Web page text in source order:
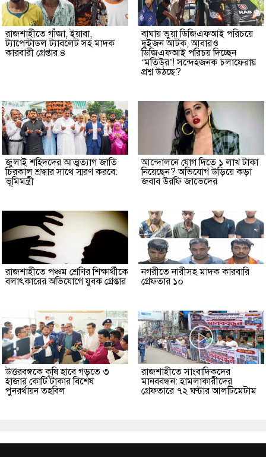
রাজশাহীতে গাঁজা, ইয়াবা,
ট্যাপেন্টাডল ট্যাবলেট সহ মাদক
কারবারী গ্রেপ্তার ৪
বাঘায় ভুয়া ডিজিএফআই পরিচয়ে
দুইজন আটক, আবারও
ডিজিএফআই পরিচয় দিচ্ছেন
‘মতিউর’! সন্দেহজনক চলাফেরায়
প্রশ্ন উঠছে?
জুলাই শহিদদের আত্মত্যাগ জাতি
চিরকাল শ্রদ্ধার সাথে স্মরণ করবে:
ভূমিমন্ত্রী
আন্দোলনে যোগ দিতে ১ লাখ টাকা
নিয়েছেন? অভিযোগ উড়িয়ে কড়া
জবাব উরফি জাভেদের
রাজশাহীতে পঞ্চম শ্রেণির শিক্ষার্থীকে
বলাৎকারের অভিযোগে যুবক গ্রেপ্তার
নগরীতে নারীসহ মাদক কারবারি
গ্রেফতার ১০
উত্তরবঙ্গকে কৃষি হাবে গড়তে ৩
হাজার কোটি টাকার বিশেষ
পুনরর্থায়ন তহবিল
রাজশাহীতে সাংবাদিকদের
মানববন্ধন: হামলাকারীদের
গ্রেফতারে ৭২ ঘণ্টার আলটিমেটাম